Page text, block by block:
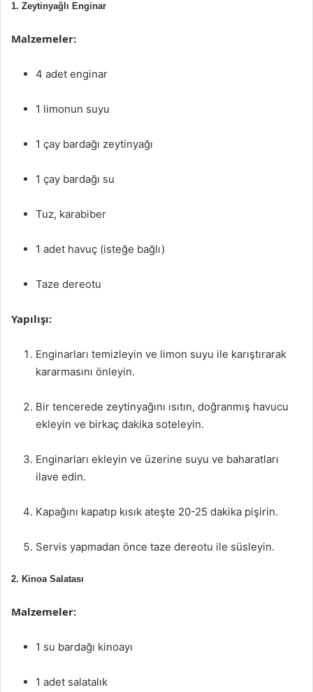
1. Zeytinyağlı Enginar
Malzemeler:
4 adet enginar
1 limonun suyu
1 çay bardağı zeytinyağı
1 çay bardağı su
Tuz, karabiber
1 adet havuç (isteğe bağlı)
Taze dereotu
Yapılışı:
Enginarları temizleyin ve limon suyu ile karıştırarak
kararmasını önleyin.
Bir tencerede zeytinyağını ısıtın, doğranmış havucu
ekleyin ve birkaç dakika soteleyin.
Enginarları ekleyin ve üzerine suyu ve baharatları
ilave edin.
Kapağını kapatıp kısık ateşte 20-25 dakika pişirin.
Servis yapmadan önce taze dereotu ile süsleyin.
2. Kinoa Salatası
Malzemeler:
1 su bardağı kinoayı
1 adet salatalık